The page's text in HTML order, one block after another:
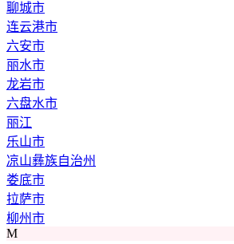
聊城市
连云港市
六安市
丽水市
龙岩市
六盘水市
丽江
乐山市
凉山彝族自治州
娄底市
拉萨市
柳州市
M